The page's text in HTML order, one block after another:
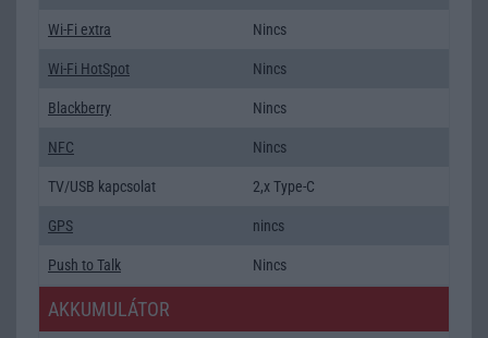
Wi-Fi extra Nincs
Wi-Fi HotSpot Nincs
Blackberry Nincs
NFC Nincs
TV/USB kapcsolat 2,x Type-C
GPS nincs
Push to Talk Nincs
AKKUMULÁTOR